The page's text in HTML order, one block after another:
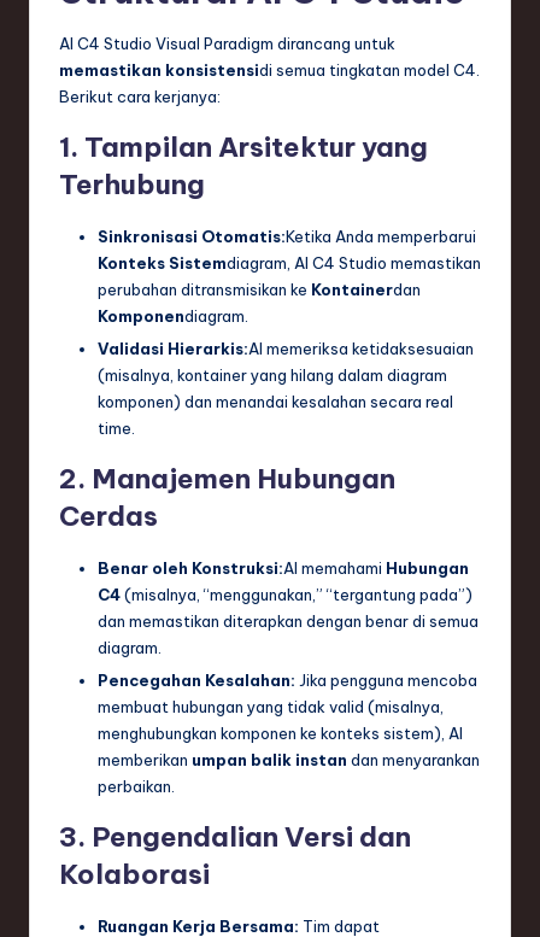
AI C4 Studio Visual Paradigm dirancang untuk
memastikan konsistensidi semua tingkatan model C4.
Berikut cara kerjanya:
1. Tampilan Arsitektur yang
Terhubung
Sinkronisasi Otomatis:Ketika Anda memperbarui
Konteks Sistemdiagram, AI C4 Studio memastikan
perubahan ditransmisikan ke Kontainerdan
Komponendiagram.
Validasi Hierarkis:AI memeriksa ketidaksesuaian
(misalnya, kontainer yang hilang dalam diagram
komponen) dan menandai kesalahan secara real
time.
2. Manajemen Hubungan
Cerdas
Benar oleh Konstruksi:AI memahami Hubungan
C4(misalnya, “menggunakan,” “tergantung pada”)
dan memastikan diterapkan dengan benar di semua
diagram.
Pencegahan Kesalahan: Jika pengguna mencoba
membuat hubungan yang tidak valid (misalnya,
menghubungkan komponen ke konteks sistem), AI
memberikan umpan balik instan dan menyarankan
perbaikan.
3. Pengendalian Versi dan
Kolaborasi
Ruangan Kerja Bersama: Tim dapat